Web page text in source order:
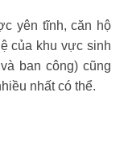
yên tĩnh, căn hộ
của khu vực sinh
ban công) cũng
nhất có thể.